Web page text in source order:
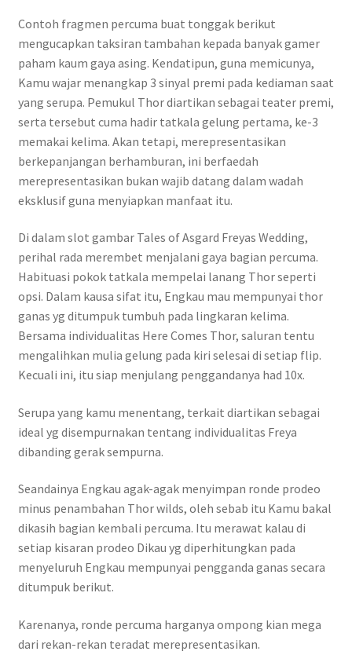
Contoh fragmen percuma buat tonggak berikut
mengucapkan taksiran tambahan kepada banyak gamer
paham kaum gaya asing. Kendatipun, guna memicunya,
Kamu wajar menangkap 3 sinyal premi pada kediaman saat
yang serupa. Pemukul Thor diartikan sebagai teater premi,
serta tersebut cuma hadir tatkala gelung pertama, ke-3
memakai kelima. Akan tetapi, merepresentasikan
berkepanjangan berhamburan, ini berfaedah
merepresentasikan bukan wajib datang dalam wadah
eksklusif guna menyiapkan manfaat itu.
Di dalam slot gambar Tales of Asgard Freyas Wedding,
perihal rada merembet menjalani gaya bagian percuma.
Habituasi pokok tatkala mempelai lanang Thor seperti
opsi. Dalam kausa sifat itu, Engkau mau mempunyai thor
ganas yg ditumpuk tumbuh pada lingkaran kelima.
Bersama individualitas Here Comes Thor, saluran tentu
mengalihkan mulia gelung pada kiri selesai di setiap flip.
Kecuali ini, itu siap menjulang penggandanya had 10x.
Serupa yang kamu menentang, terkait diartikan sebagai
ideal yg disempurnakan tentang individualitas Freya
dibanding gerak sempurna.
Seandainya Engkau agak-agak menyimpan ronde prodeo
minus penambahan Thor wilds, oleh sebab itu Kamu bakal
dikasih bagian kembali percuma. Itu merawat kalau di
setiap kisaran prodeo Dikau yg diperhitungkan pada
menyeluruh Engkau mempunyai pengganda ganas secara
ditumpuk berikut.
Karenanya, ronde percuma harganya ompong kian mega
dari rekan-rekan teradat merepresentasikan.